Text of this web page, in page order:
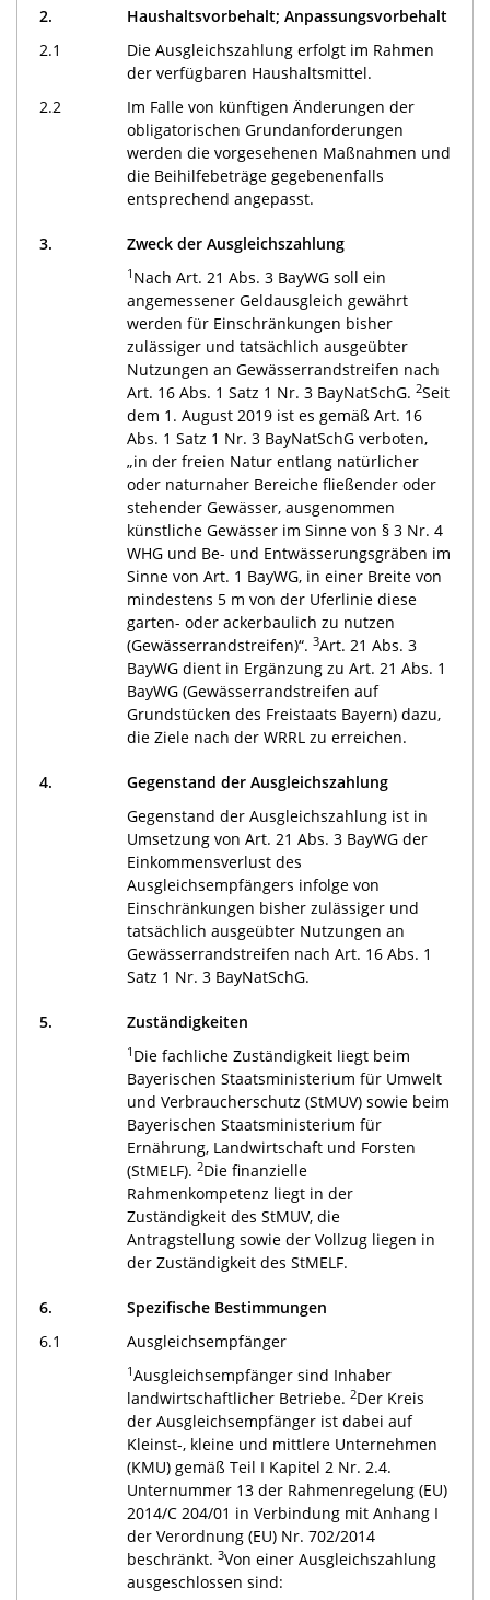
2.
Haushaltsvorbehalt; Anpassungsvorbehalt
2.1
Die Ausgleichszahlung erfolgt im Rahmen
der verfügbaren Haushaltsmittel.
2.2
Im Falle von künftigen Änderungen der
obligatorischen Grundanforderungen
werden die vorgesehenen Maßnahmen und
die Beihilfebeträge gegebenenfalls
entsprechend angepasst.
3. Zweck der Ausgleichszahlung
1 Nach Art. 21 Abs. 3 BayWG soll ein
angemessener Geldausgleich gewährt
werden für Einschränkungen bisher
zulässiger und tatsächlich ausgeübter
Nutzungen an Gewässerrandstreifen nach
Art. 16 Abs. 1 Satz 1 Nr. 3 BayNatSchG. 2Seit
dem 1. August 2019 ist es gemäß Art. 16
Abs. 1 Satz 1 Nr. 3 BayNatSchG verboten,
„in der freien Natur entlang natürlicher
oder naturnaher Bereiche fließender oder
stehender Gewässer, ausgenommen
künstliche Gewässer im Sinne von § 3 Nr. 4
WHG und Be- und Entwässerungsgräben im
Sinne von Art. 1 BayWG, in einer Breite von
mindestens 5 m von der Uferlinie diese
garten- oder ackerbaulich zu nutzen
(Gewässerrandstreifen)“. 3Art. 21 Abs. 3
BayWG dient in Ergänzung zu Art. 21 Abs. 1
BayWG (Gewässerrandstreifen auf
Grundstücken des Freistaats Bayern) dazu,
die Ziele nach der WRRL zu erreichen.
4.
Gegenstand der Ausgleichszahlung
Gegenstand der Ausgleichszahlung ist in
Umsetzung von Art. 21 Abs. 3 BayWG der
Einkommensverlust des
Ausgleichsempfängers infolge von
Einschränkungen bisher zulässiger und
tatsächlich ausgeübter Nutzungen an
Gewässerrandstreifen nach Art. 16 Abs. 1
Satz 1 Nr. 3 BayNatSchG.
5. Zuständigkeiten
1 Die fachliche Zuständigkeit liegt beim
Bayerischen Staatsministerium für Umwelt
und Verbraucherschutz (StMUV) sowie beim
Bayerischen Staatsministerium für
Ernährung, Landwirtschaft und Forsten
(StMELF). 2Die finanzielle
Rahmenkompetenz liegt in der
Zuständigkeit des StMUV, die
Antragstellung sowie der Vollzug liegen in
der Zuständigkeit des StMELF.
6.
Spezifische Bestimmungen
6.1
Ausgleichsempfänger
1Ausgleichsempfänger sind Inhaber
landwirtschaftlicher Betriebe. 2Der Kreis
der Ausgleichsempfänger ist dabei auf
Kleinst-, kleine und mittlere Unternehmen
(KMU) gemäß Teil I Kapitel 2 Nr. 2.4.
Unternummer 13 der Rahmenregelung (EU)
2014/C 204/01 in Verbindung mit Anhang I
der Verordnung (EU) Nr. 702/2014
beschränkt. 3Von einer Ausgleichszahlung
ausgeschlossen sind: